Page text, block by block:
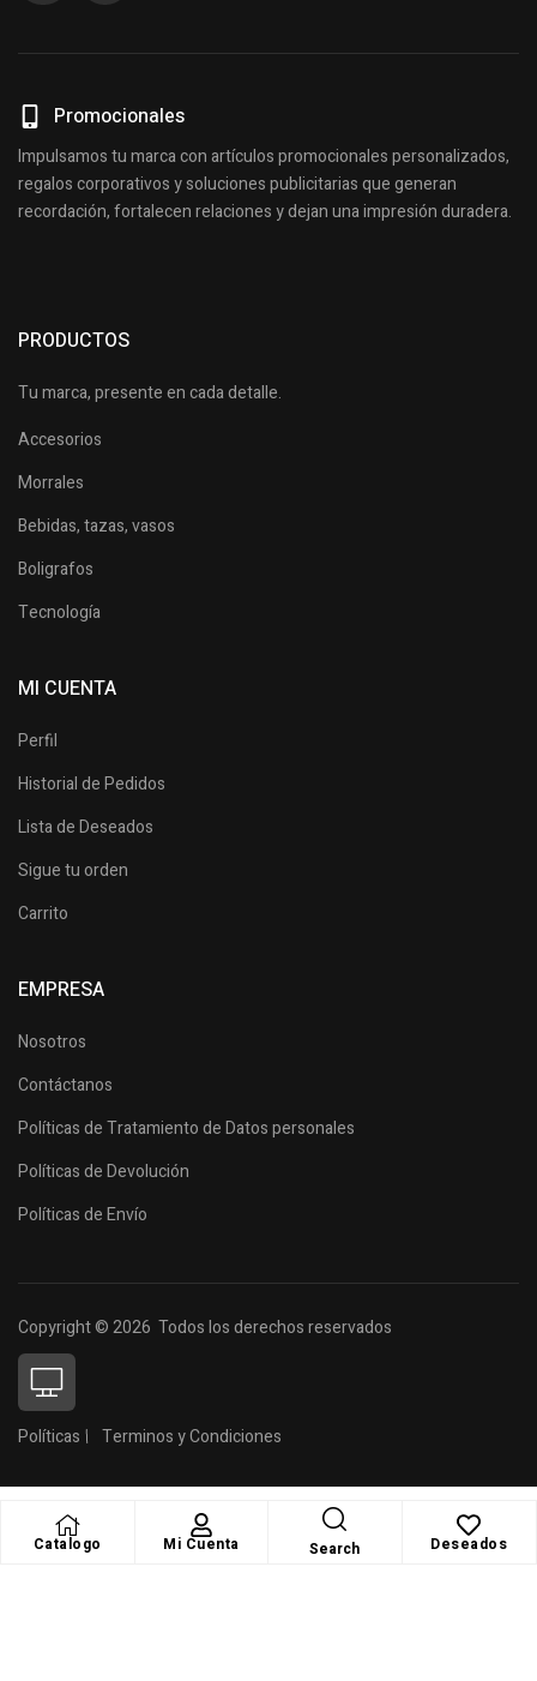
Catalogo Mi Cuenta Search Deseados
Promocionales
Impulsamos tu marca con artículos promocionales personalizados,
regalos corporativos y soluciones publicitarias que generan
recordación, fortalecen relaciones y dejan una impresión duradera.
PRODUCTOS
Tu marca, presente en cada detalle.
Accesorios
Morrales
Bebidas, tazas, vasos
Boligrafos
Tecnología
MI CUENTA
Perfil
Historial de Pedidos
Lista de Deseados
Sigue tu orden
Carrito
EMPRESA
Nosotros
Contáctanos
Políticas de Tratamiento de Datos personales
Políticas de Devolución
Políticas de Envío
Copyright © 2026 Todos los derechos reservados
Políticas Terminos y Condiciones